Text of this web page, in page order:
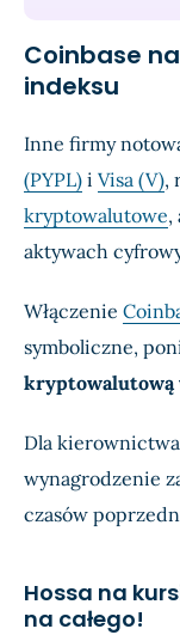
Coinbase
indeksu
Inne firmy
(PYPL) i Visa (V),
kryptowalutowe,
aktywach
Włączenie
symboliczne,
kryptowalutową
Dla
wynagrodzenie
czasów
Hossa na
na całego!